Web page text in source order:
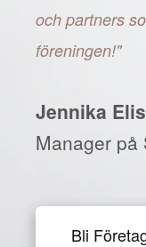
och partners
föreningen!"
Jennika
Manager på
Bli